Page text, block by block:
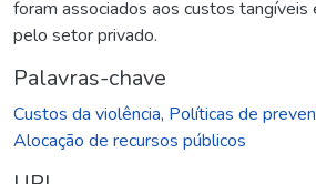
foram associados aos custos tangíveis
pelo setor privado.
Palavras-chave
Custos da violência, Políticas de
Alocação de recursos públicos